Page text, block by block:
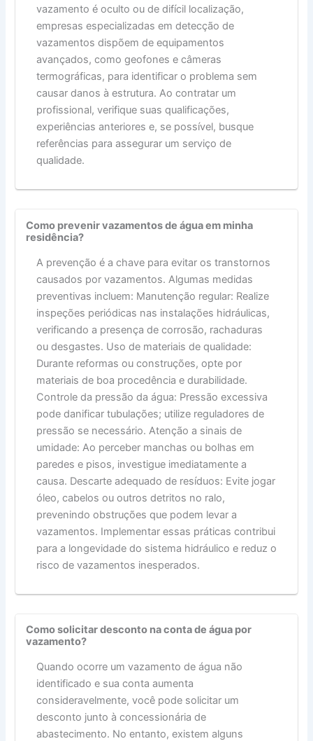
vazamento é oculto ou de difícil localização,
empresas especializadas em detecção de
vazamentos dispõem de equipamentos
avançados, como geofones e câmeras
termográficas, para identificar o problema sem
causar danos à estrutura. Ao contratar um
profissional, verifique suas qualificações,
experiências anteriores e, se possível, busque
referências para assegurar um serviço de
qualidade.
Como prevenir vazamentos de água em minha
residência?
A prevenção é a chave para evitar os transtornos
causados por vazamentos. Algumas medidas
preventivas incluem: Manutenção regular: Realize
inspeções periódicas nas instalações hidráulicas,
verificando a presença de corrosão, rachaduras
ou desgastes. Uso de materiais de qualidade:
Durante reformas ou construções, opte por
materiais de boa procedência e durabilidade.
Controle da pressão da água: Pressão excessiva
pode danificar tubulações; utilize reguladores de
pressão se necessário. Atenção a sinais de
umidade: Ao perceber manchas ou bolhas em
paredes e pisos, investigue imediatamente a
causa. Descarte adequado de resíduos: Evite jogar
óleo, cabelos ou outros detritos no ralo,
prevenindo obstruções que podem levar a
vazamentos. Implementar essas práticas contribui
para a longevidade do sistema hidráulico e reduz o
risco de vazamentos inesperados.
Como solicitar desconto na conta de água por
vazamento?
Quando ocorre um vazamento de água não
identificado e sua conta aumenta
consideravelmente, você pode solicitar um
desconto junto à concessionária de
abastecimento. No entanto, existem alguns